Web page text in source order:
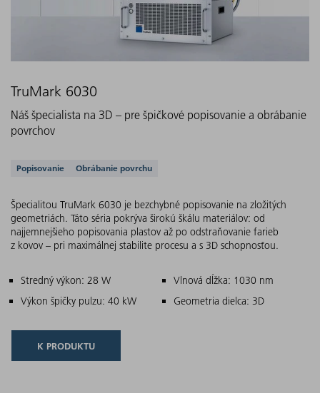
TruMark 6030
Náš špecialista na 3D – pre špičkové popisovanie a obrábanie
povrchov
Podporované aplikácie
Popisovanie Obrábanie povrchu
Špecialitou TruMark 6030 je bezchybné popisovanie na zložitých
geometriách. Táto séria pokrýva širokú škálu materiálov: od
najjemnejšieho popisovania plastov až po odstraňovanie farieb
z kovov – pri maximálnej stabilite procesu a s 3D schopnosťou.
Hlavné znaky
Stredný výkon: 28 W
Vlnová dĺžka: 1030 nm
Výkon špičky pulzu: 40 kW
Geometria dielca: 3D
K PRODUKTU